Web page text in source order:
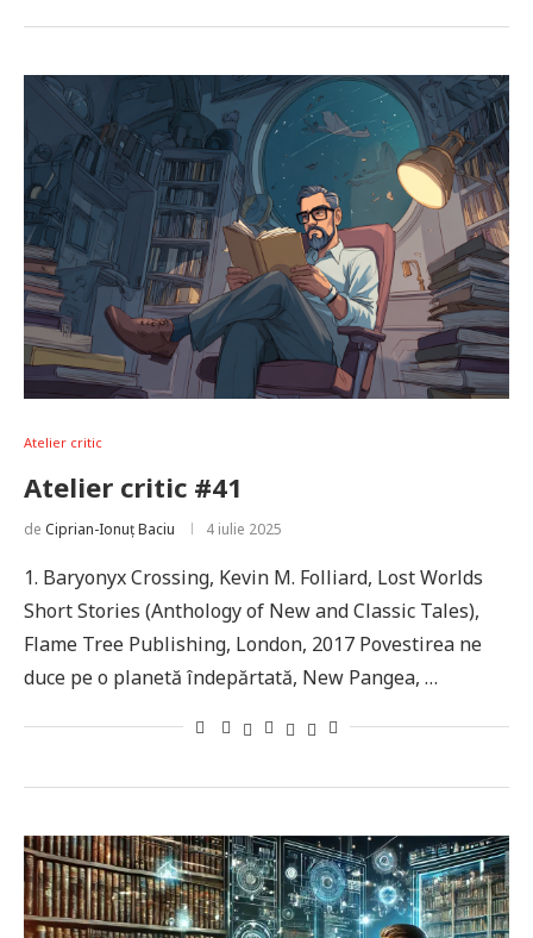
Atelier critic
Atelier critic #41
de Ciprian-Ionuț Baciu 4 iulie 2025
1. Baryonyx Crossing, Kevin M. Folliard, Lost Worlds
Short Stories (Anthology of New and Classic Tales),
Flame Tree Publishing, London, 2017 Povestirea ne
duce pe o planetă îndepărtată, New Pangea, …